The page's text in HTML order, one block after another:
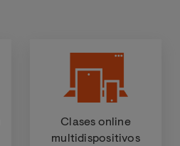
Clases online
multidispositivos